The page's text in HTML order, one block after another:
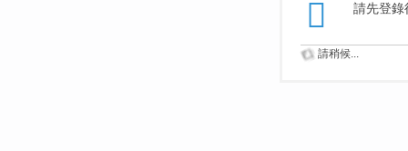
請先登錄
請稍候...